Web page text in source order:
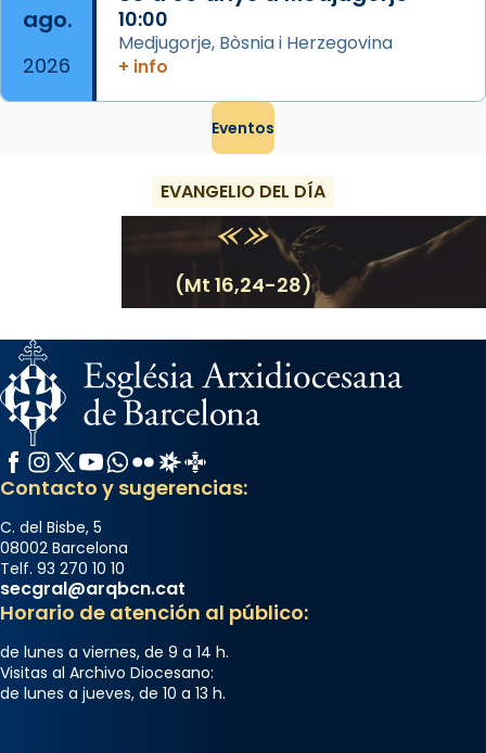
ago.
2026
10:00
Medjugorje, Bòsnia i Herzegovina
+ info
Eventos
EVANGELIO DEL DÍA
(Mt 16,24-28)
Facebook
Instagram
X / Twitter
YouTube
WhatsApp
FlickrRadio Estel
Catalunya Cristiana
Contacto y sugerencias:
C. del Bisbe, 5
08002 Barcelona
Telf. 93 270 10 10
secgral@arqbcn.cat
Horario de atención al público:
de lunes a viernes, de 9 a 14 h.
Visitas al Archivo Diocesano:
de lunes a jueves, de 10 a 13 h.